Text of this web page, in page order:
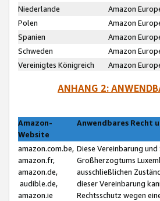
Niederlande
Amazon
Polen
Amazon
Spanien
Amazon
Schweden
Amazon
Vereinigtes Königreich
Amazon
ANHANG 2:
Amazon-
Website
Anwendbares Recht
amazon.com.be,
amazon.fr,
amazon.de,
audible.de,
amazon.ie
Diese Vereinbarung
Großherzogtums
ausschließlichen
dieser Vereinbarung
Rechtsschutz wegen